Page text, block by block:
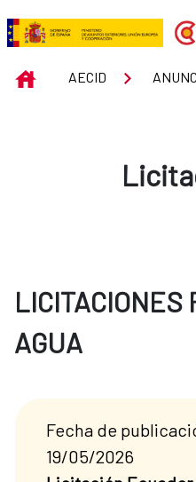
Skip to Main Content
Tenders
INICIOAECID
LICITACIONES
AGUA
Fecha de
19/05/2026